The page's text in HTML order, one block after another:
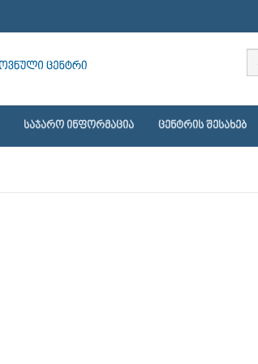
ᲡᲐᲯᲐᲠᲝ ᲘᲜᲤᲝᲠᲛᲐᲪᲘᲐ ᲪᲔᲜᲢᲠᲘᲡ ᲨᲔᲡᲐᲮᲔᲑ